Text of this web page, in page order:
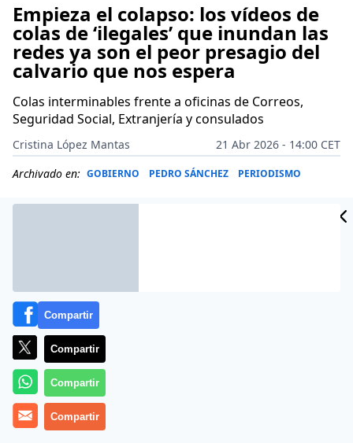
Empieza el colapso: los vídeos de
colas de ‘ilegales’ que inundan las
redes ya son el peor presagio del
calvario que nos espera
Colas interminables frente a oficinas de Correos,
Seguridad Social, Extranjería y consulados
Cristina López Mantas
21 Abr 2026 - 14:00 CET
Archivado en: GOBIERNO PEDRO SÁNCHEZ PERIODISMO
Más información
Compartir
Compartir
Compartir
Compartir